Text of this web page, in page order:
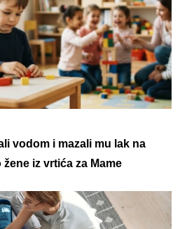
vodom i mazali mu lak na
iz vrtića za Mame